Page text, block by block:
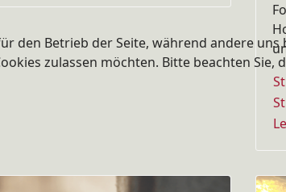
den Betrieb der Seite, während andere
zulassen möchten. Bitte beachten